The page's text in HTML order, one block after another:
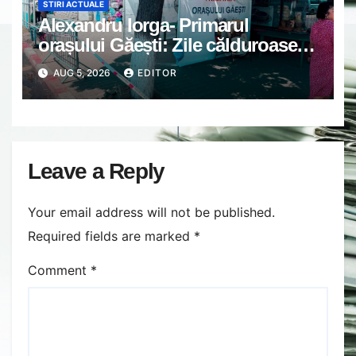
STIRI ACTUALE
Alexandru Iorga- Primarul
orașului Găești: Zile călduroase.
Grijă unii de alții.
AUG 5, 2026 EDITOR
Leave a Reply
Your email address will not be published.
Required fields are marked *
Comment *